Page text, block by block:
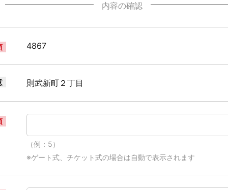
内容の確認
4867
則武新町２丁目
（例：5）
※ゲート式、チケット式の場合は自動で表示されます